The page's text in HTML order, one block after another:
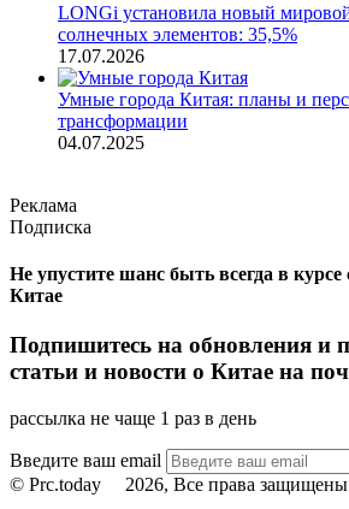
LONGi установила новый
солнечных элементов: 35,5%
17.07.2026
Умные города Китая: планы и
трансформации
04.07.2025
Реклама
Подписка
Не упустите шанс быть всегда в курсе
Китае
Подпишитесь на обновления и
статьи и новости о Китае на
рассылка не чаще 1 раз в день
Введите ваш email
© Prc.today
2026, Все права